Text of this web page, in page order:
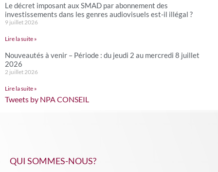
Le décret imposant aux SMAD par abonnement des
investissements dans les genres audiovisuels est-il illégal ?
9 juillet 2026
Lire la suite »
Nouveautés à venir – Période : du jeudi 2 au mercredi 8 juillet
2026
2 juillet 2026
Lire la suite »
Tweets by NPA CONSEIL
QUI SOMMES-NOUS?